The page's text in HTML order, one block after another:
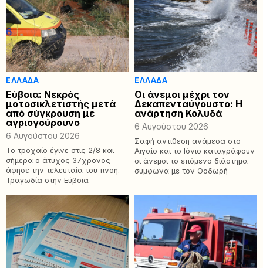
ΕΛΛΆΔΑ
Εύβοια: Νεκρός
μοτοσικλετιστής μετά
από σύγκρουση με
αγριογούρουνο
6 Αυγούστου 2026
Το τροχαίο έγινε στις 2/8 και
σήμερα ο άτυχος 37χρονος
άφησε την τελευταία του πνοή.
Τραγωδία στην Εύβοια
ΕΛΛΆΔΑ
Οι άνεμοι μέχρι τον
Δεκαπενταύγουστο: Η
ανάρτηση Κολυδά
6 Αυγούστου 2026
Σαφή αντίθεση ανάμεσα στο
Αιγαίο και το Ιόνιο καταγράφουν
οι άνεμοι το επόμενο διάστημα
σύμφωνα με τον Θοδωρή